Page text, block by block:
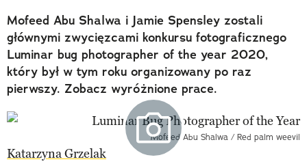
Mofeed Abu Shalwa i Jamie Spensley zostali
głównymi zwycięzcami konkursu fotograficznego
Luminar bug photographer of the year 2020,
który był w tym roku organizowany po raz
pierwszy. Zobacz wyróżnione prace.
Mofeed Abu Shalwa / Red palm weevil
Katarzyna Grzelak